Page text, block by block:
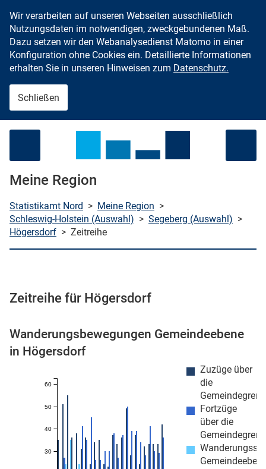
Zum Inhalt springen
Wir verarbeiten auf unseren Webseiten ausschließlich
Nutzungsdaten im notwendigen, zweckgebundenen Maß.
Dazu setzen wir den Webanalysedienst Matomo in einer
Konfiguration ohne Cookies ein. Detaillierte Informationen
erhalten Sie in unseren Hinweisen zum Datenschutz.
Schließen
Meine Region
Statistikamt Nord > Meine Region >
Schleswig-Holstein (Auswahl) > Segeberg (Auswahl) >
Högersdorf > Zeitreihe
Zeitreihe für Högersdorf
Wanderungsbewegungen Gemeindeebene
in Högersdorf
Zuzüge über
die
Fortzüge
über die
30
40
50
60